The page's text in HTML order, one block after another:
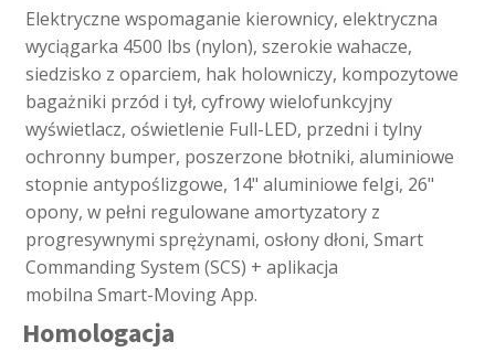
Elektryczne wspomaganie kierownicy, elektryczna
wyciągarka 4500 lbs (nylon), szerokie wahacze,
siedzisko z oparciem, hak holowniczy, kompozytowe
bagażniki przód i tył, cyfrowy wielofunkcyjny
wyświetlacz, oświetlenie Full-LED, przedni i tylny
ochronny bumper, poszerzone błotniki, aluminiowe
stopnie antypoślizgowe, 14" aluminiowe felgi, 26"
opony, w pełni regulowane amortyzatory z
progresywnymi sprężynami, osłony dłoni, Smart
Commanding System (SCS) + aplikacja
mobilna Smart-Moving App.
Homologacja